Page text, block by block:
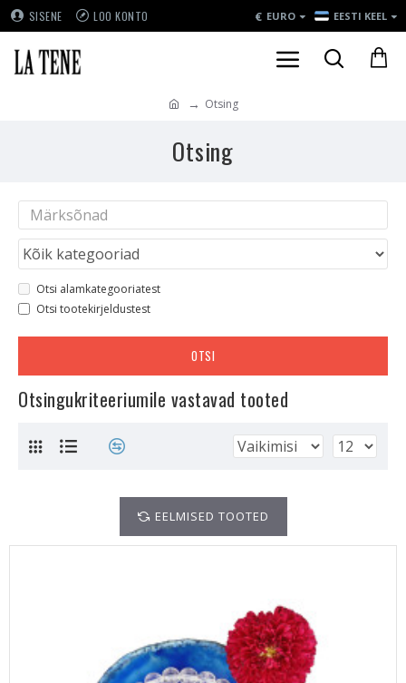
SISENE LOO KONTO € EURO EESTI KEEL
Otsing
Otsing
Otsi alamkategooriatest
Otsi tootekirjeldustest
OTSI
Otsingukriteeriumile vastavad tooted
EELMISED TOOTED